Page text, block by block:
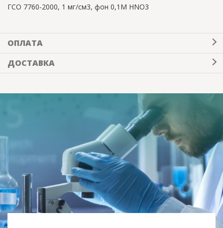
ГСО 7760-2000, 1 мг/см3, фон 0,1М НNO3
ОПЛАТА
ДОСТАВКА